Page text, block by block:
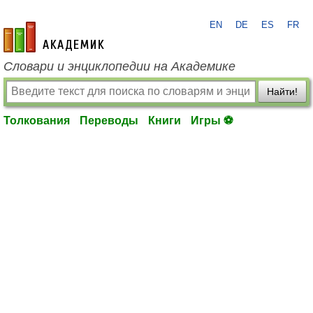
academic.ru
EN DE ES FR
Словари и энциклопедии на Академике
Найти!
Толкования Переводы Книги Игры ⚽